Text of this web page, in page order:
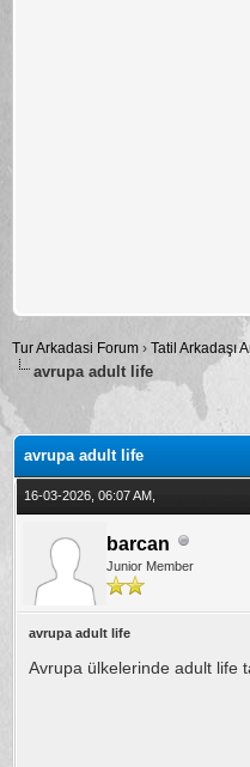
Tur Arkadasi Forum › Tatil Arkadaşı
avrupa adult life
0
avrupa adult life
16-03-2026, 06:07 AM,
barcan
Junior Member
avrupa adult life
Avrupa ülkelerinde adult life